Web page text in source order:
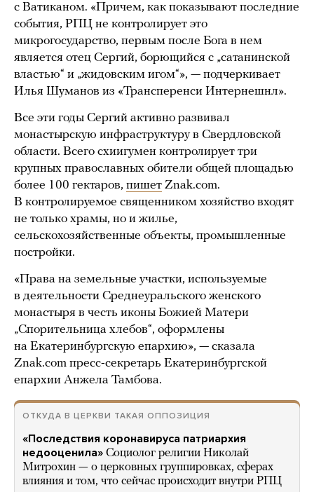
с Ватиканом. «Причем, как показывают последние
события, РПЦ не контролирует это
микрогосударство, первым после Бога в нем
является отец Сергий, борющийся с „сатанинской
властью“ и „жидовским игом“», — подчеркивает
Илья Шуманов из «Трансперенси Интернешнл».
Все эти годы Сергий активно развивал
монастырскую инфраструктуру в Свердловской
области. Всего схиигумен контролирует три
крупных православных обители общей площадью
более 100 гектаров, пишет Znak.com.
В контролируемое священником хозяйство входят
не только храмы, но и жилье,
сельскохозяйственные объекты, промышленные
постройки.
«Права на земельные участки, используемые
в деятельности Среднеуральского женского
монастыря в честь иконы Божией Матери
„Спорительница хлебов“, оформлены
на Екатеринбургскую епархию», — сказала
Znak.com пресс-секретарь Екатеринбургской
епархии Анжела Тамбова.
ОТКУДА В ЦЕРКВИ ТАКАЯ ОППОЗИЦИЯ
«Последствия коронавируса патриархия
недооценила» Социолог религии Николай
Митрохин — о церковных группировках, сферах
влияния и том, что сейчас происходит внутри РПЦ